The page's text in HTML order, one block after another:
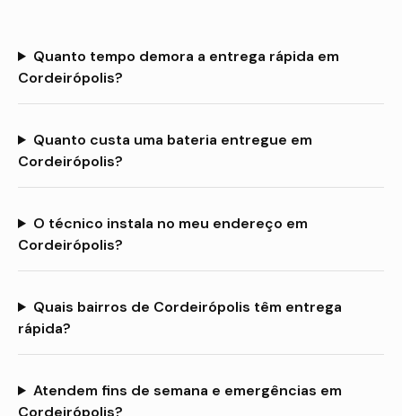
Quanto tempo demora a entrega rápida em
Cordeirópolis?
Quanto custa uma bateria entregue em
Cordeirópolis?
O técnico instala no meu endereço em
Cordeirópolis?
Quais bairros de Cordeirópolis têm entrega
rápida?
Atendem fins de semana e emergências em
Cordeirópolis?